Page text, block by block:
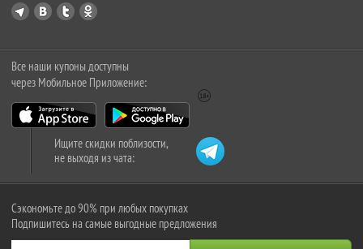
Все наши купоны доступны
через Мобильное Приложение:
Ищите скидки поблизости,
не выходя из чата:
Сэкономьте до 90% при любых покупках
Подпишитесь на самые выгодные предложения